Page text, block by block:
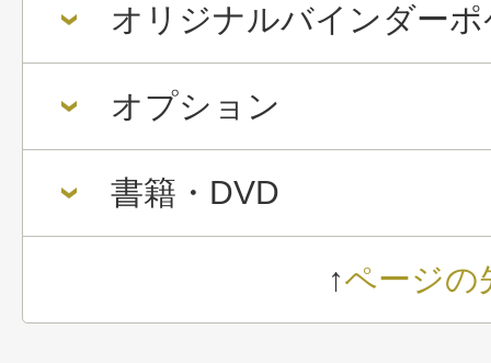
オリジナルバインダー
オプション
書籍・DVD
↑ページの